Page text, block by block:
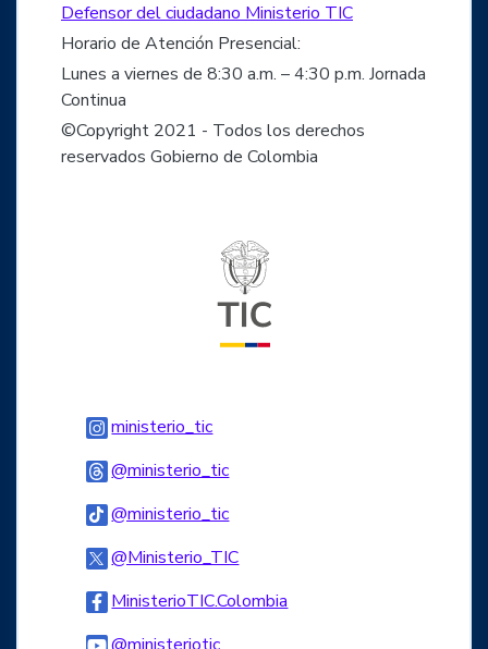
Defensor del ciudadano Ministerio TIC
Horario de Atención Presencial:
Lunes a viernes de 8:30 a.m. – 4:30 p.m. Jornada
Continua
©Copyright 2021 - Todos los derechos
reservados Gobierno de Colombia
ministerio_ticLogo Instagram
@ministerio_ticLogo Threads
@ministerio_ticLogo Tiktok
@Ministerio_TICLogo Twitter
MinisterioTIC.Colombia
Logo Youtube